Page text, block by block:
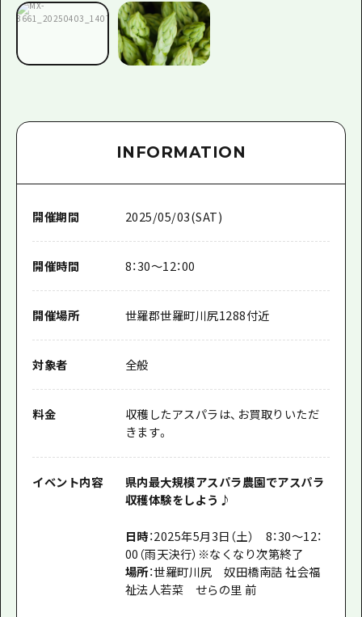
INFORMATION
開催期間 2025/05/03(SAT)
開催時間 8：30～12：00
開催場所 世羅郡世羅町川尻1288付近
対象者 全般
料金
収穫したアスパラは、お買取りいただ
きます。
イベント内容
県内最大規模アスパラ農園でアスパラ
収穫体験をしよう♪
日時：2025年5月3日（土） 8：30～12：
00（雨天決行）※なくなり次第終了
場所：世羅町川尻 奴田橋南詰 社会福
祉法人若菜 せらの里 前